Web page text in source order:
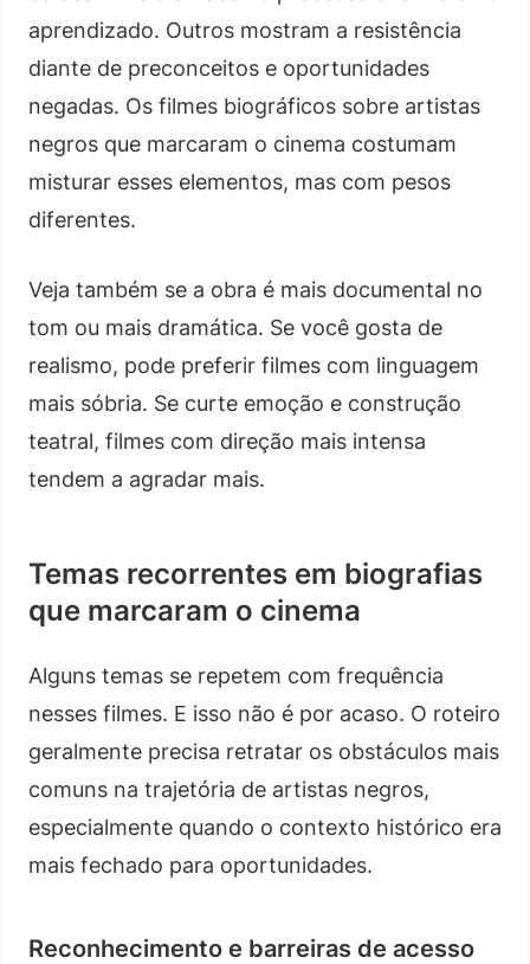
aprendizado. Outros mostram a resistência
diante de preconceitos e oportunidades
negadas. Os filmes biográficos sobre artistas
negros que marcaram o cinema costumam
misturar esses elementos, mas com pesos
diferentes.
Veja também se a obra é mais documental no
tom ou mais dramática. Se você gosta de
realismo, pode preferir filmes com linguagem
mais sóbria. Se curte emoção e construção
teatral, filmes com direção mais intensa
tendem a agradar mais.
Temas recorrentes em biografias
que marcaram o cinema
Alguns temas se repetem com frequência
nesses filmes. E isso não é por acaso. O roteiro
geralmente precisa retratar os obstáculos mais
comuns na trajetória de artistas negros,
especialmente quando o contexto histórico era
mais fechado para oportunidades.
Reconhecimento e barreiras de acesso